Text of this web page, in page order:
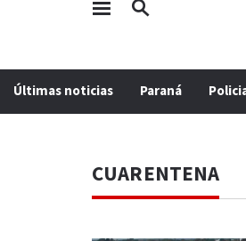
Últimas noticias Paraná
CUARENTENA